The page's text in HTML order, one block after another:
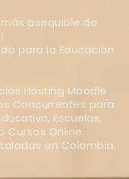
más asequible de
para la Educación
Hosting Moodle
Concurrentes para
Escuelas,
Cursos Online.
en Colombia.